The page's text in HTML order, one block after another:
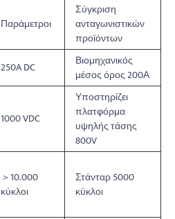
Παράμετροι
Σύγκριση
ανταγωνιστικών
προϊόντων
250A DC
Βιομηχανικός
μέσος όρος 200Α
1000 VDC
Υποστηρίζει
πλατφόρμα
υψηλής τάσης
800V
＞10.000
κύκλοι
Στάνταρ 5000
κύκλοι